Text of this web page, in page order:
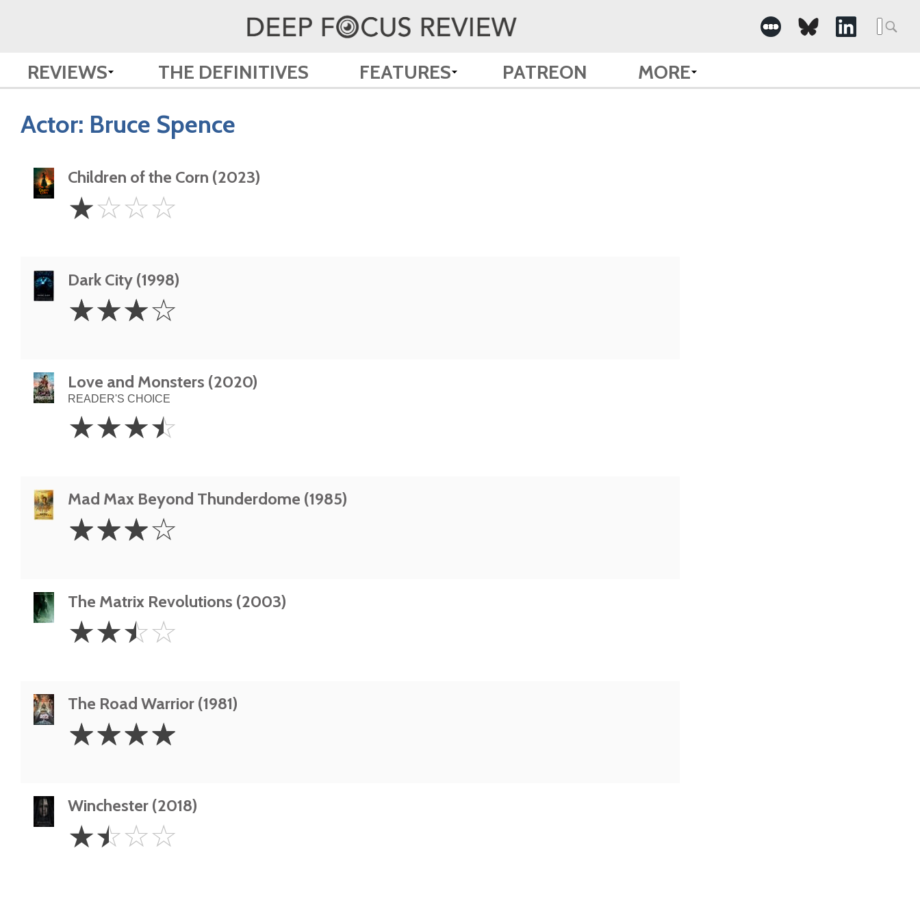
REVIEWS THE DEFINITIVES FEATURES PATREON MORE
Actor: Bruce Spence
Children of the Corn (2023)
Star
☆☆☆☆
Dark City (1998)
Stars
☆☆☆☆
Love and Monsters (2020)
READER'S CHOICE
3.5
Stars
☆☆☆☆
Mad Max Beyond Thunderdome (1985)
Stars
☆☆☆☆
The Matrix Revolutions (2003)
2.5
Stars
☆☆☆☆
The Road Warrior (1981)
Stars
☆☆☆☆
Winchester (2018)
1.5
Stars
☆☆☆☆